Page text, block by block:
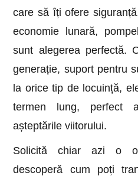
care să îți ofere
economie lunară,
sunt alegerea perfectă.
generație, suport pentru
la orice tip de locuință,
termen lung, perfect
așteptările viitorului.
Solicită chiar azi o
descoperă cum poți